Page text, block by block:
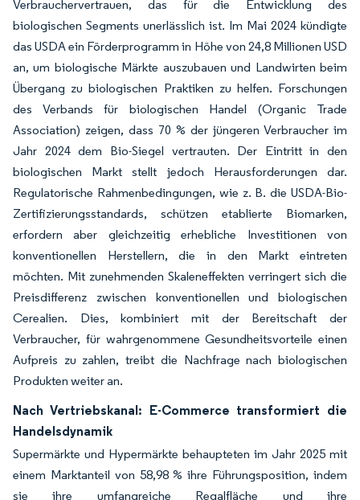
Verbrauchervertrauen, das für die Entwicklung des
biologischen Segments unerlässlich ist. Im Mai 2024 kündigte
das USDA ein Förderprogramm in Höhe von 24,8 Millionen USD
an, um biologische Märkte auszubauen und Landwirten beim
Übergang zu biologischen Praktiken zu helfen. Forschungen
des Verbands für biologischen Handel (Organic Trade
Association) zeigen, dass 70 % der jüngeren Verbraucher im
Jahr 2024 dem Bio-Siegel vertrauten. Der Eintritt in den
biologischen Markt stellt jedoch Herausforderungen dar.
Regulatorische Rahmenbedingungen, wie z. B. die USDA-Bio-
Zertifizierungsstandards, schützen etablierte Biomarken,
erfordern aber gleichzeitig erhebliche Investitionen von
konventionellen Herstellern, die in den Markt eintreten
möchten. Mit zunehmenden Skaleneffekten verringert sich die
Preisdifferenz zwischen konventionellen und biologischen
Cerealien. Dies, kombiniert mit der Bereitschaft der
Verbraucher, für wahrgenommene Gesundheitsvorteile einen
Aufpreis zu zahlen, treibt die Nachfrage nach biologischen
Produkten weiter an.
Nach Vertriebskanal: E-Commerce transformiert die
Handelsdynamik
Supermärkte und Hypermärkte behaupteten im Jahr 2025 mit
einem Marktanteil von 58,98 % ihre Führungsposition, indem
sie ihre umfangreiche Regalfläche und ihre